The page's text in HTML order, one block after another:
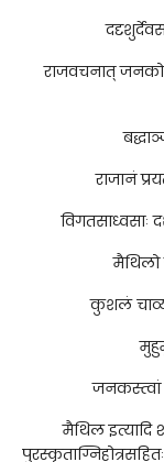
राजवचनात् जनको
राजानं
विगतसाध्वसाः
मैथिलो
कुशलं
जनकस्त्वां
मैथिल इत्यादि